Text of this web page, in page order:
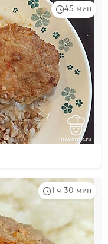
45 мин
1 ч 30 мин